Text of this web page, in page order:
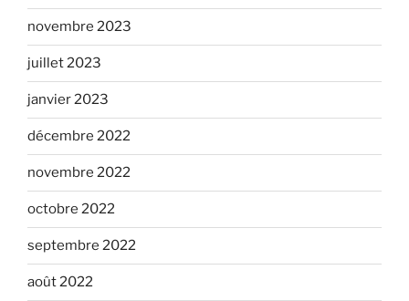
novembre 2023
juillet 2023
janvier 2023
décembre 2022
novembre 2022
octobre 2022
septembre 2022
août 2022